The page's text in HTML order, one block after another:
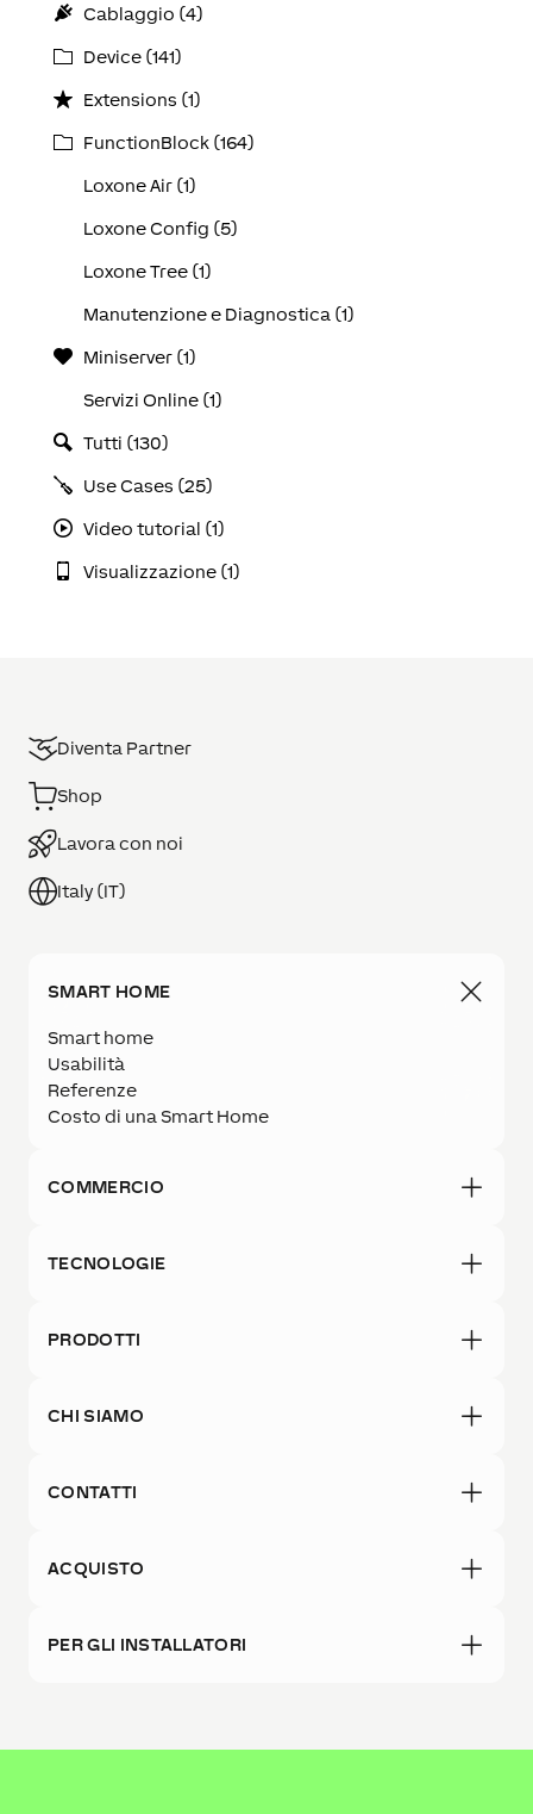
Cablaggio (4)
Device (141)
Extensions (1)
FunctionBlock (164)
Loxone Air (1)
Loxone Config (5)
Loxone Tree (1)
Manutenzione e Diagnostica (1)
Miniserver (1)
Servizi Online (1)
Tutti (130)
Use Cases (25)
Video tutorial (1)
Visualizzazione (1)
Diventa Partner
Shop
Lavora con noi
Italy (IT)
SMART HOME
Smart home
Usabilità
Referenze
Costo di una Smart Home
COMMERCIO
TECNOLOGIE
PRODOTTI
CHI SIAMO
CONTATTI
ACQUISTO
PER GLI INSTALLATORI